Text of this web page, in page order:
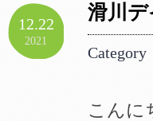
12.22
2021
滑川
Category
こんに